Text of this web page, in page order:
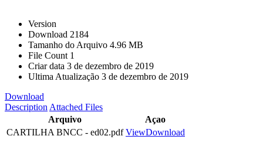
Version
Download 2184
Tamanho do Arquivo 4.96 MB
File Count 1
Criar data 3 de dezembro de 2019
Ultima Atualização 3 de dezembro de 2019
Download
Description Attached Files
Arquivo
Açao
CARTILHA BNCC - ed02.pdf ViewDownload